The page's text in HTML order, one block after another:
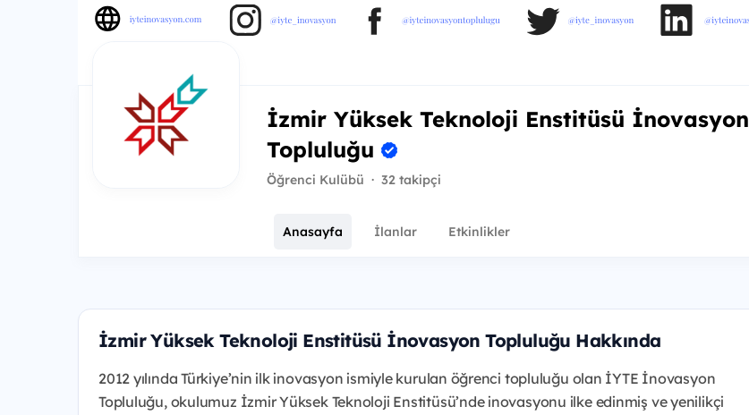
İzmir Yüksek Teknoloji Enstitüsü İnovasyon
Topluluğu
Öğrenci Kulübü · 32 takipçi
Anasayfa İlanlar Etkinlikler
İzmir Yüksek Teknoloji Enstitüsü İnovasyon Topluluğu Hakkında
2012 yılında Türkiye’nin ilk inovasyon ismiyle kurulan öğrenci topluluğu olan İYTE İnovasyon
Topluluğu, okulumuz İzmir Yüksek Teknoloji Enstitüsü’nde inovasyonu ilke edinmiş ve yenilikçi